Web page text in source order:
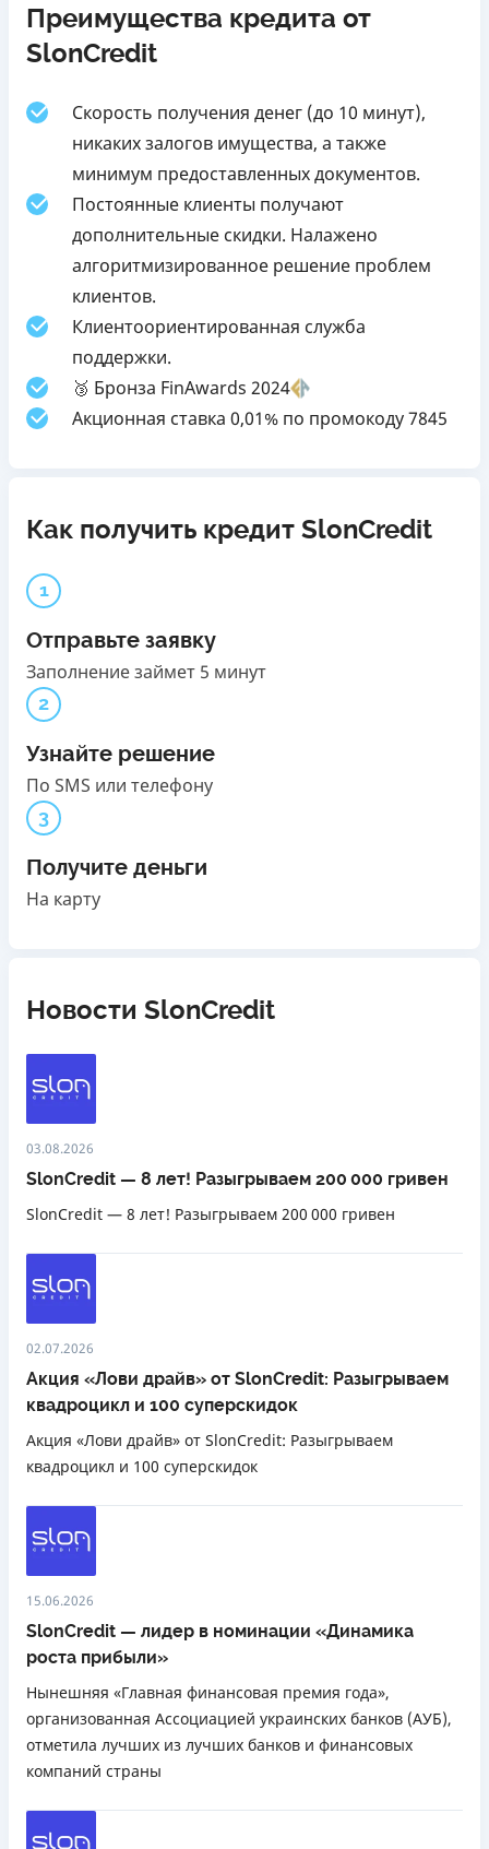
Преимущества кредита от
SlonCredit
Скорость получения денег (до 10 минут),
никаких залогов имущества, а также
минимум предоставленных документов.
Постоянные клиенты получают
дополнительные скидки. Налажено
алгоритмизированное решение проблем
клиентов.
Клиентоориентированная служба
поддержки.
🥉 Бронза FinAwards 2024
Акционная ставка 0,01% по промокоду 7845
Как получить кредит SlonCredit
1
Отправьте заявку
Заполнение займет 5 минут
2
Узнайте решение
По SMS или телефону
3
Получите деньги
На карту
Новости SlonCredit
03.08.2026
SlonCredit — 8 лет! Разыгрываем 200 000 гривен
SlonCredit — 8 лет! Разыгрываем 200 000 гривен
02.07.2026
Акция «Лови драйв» от SlonCredit: Разыгрываем
квадроцикл и 100 суперскидок
Акция «Лови драйв» от SlonCredit: Разыгрываем
квадроцикл и 100 суперскидок
15.06.2026
SlonCredit — лидер в номинации «Динамика
роста прибыли»
Нынешняя «Главная финансовая премия года»,
организованная Ассоциацией украинских банков (АУБ),
отметила лучших из лучших банков и финансовых
компаний страны